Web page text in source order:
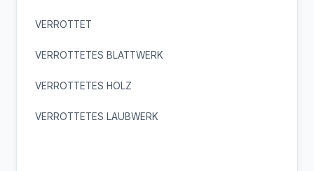
VERROTTET
VERROTTETES BLATTWERK
VERROTTETES HOLZ
VERROTTETES LAUBWERK